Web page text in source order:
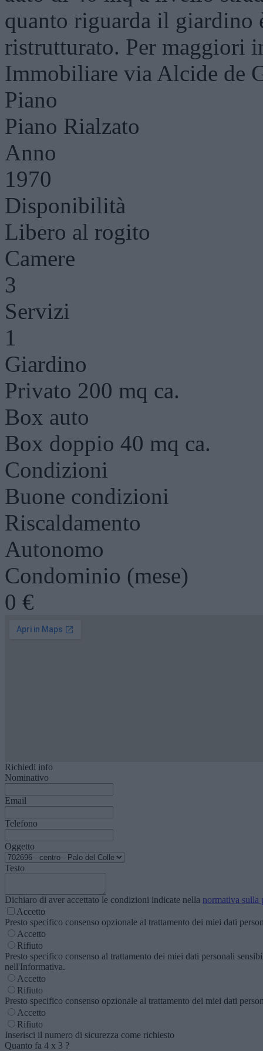
quanto riguarda il giardino
ristrutturato. Per maggiori
Immobiliare via Alcide de
Piano
Piano Rialzato
Anno
1970
Disponibilità
Libero al rogito
Camere
3
Servizi
1
Giardino
Privato 200 mq ca.
Box auto
Box doppio 40 mq ca.
Condizioni
Buone condizioni
Riscaldamento
Autonomo
Condominio (mese)
0 €
Richiedi info
Nominativo
Email
Telefono
Oggetto
Testo
Dichiaro di aver accettato le condizioni indicate nella normativa sulla
Accetto
Presto specifico consenso opzionale al trattamento dei miei dati
Accetto
Rifiuto
Presto specifico consenso al trattamento dei miei dati personali
nell'Informativa.
Accetto
Rifiuto
Presto specifico consenso opzionale al trattamento dei miei dati
Accetto
Rifiuto
Inserisci il numero di sicurezza come richiesto
Quanto fa 4 x 3 ?